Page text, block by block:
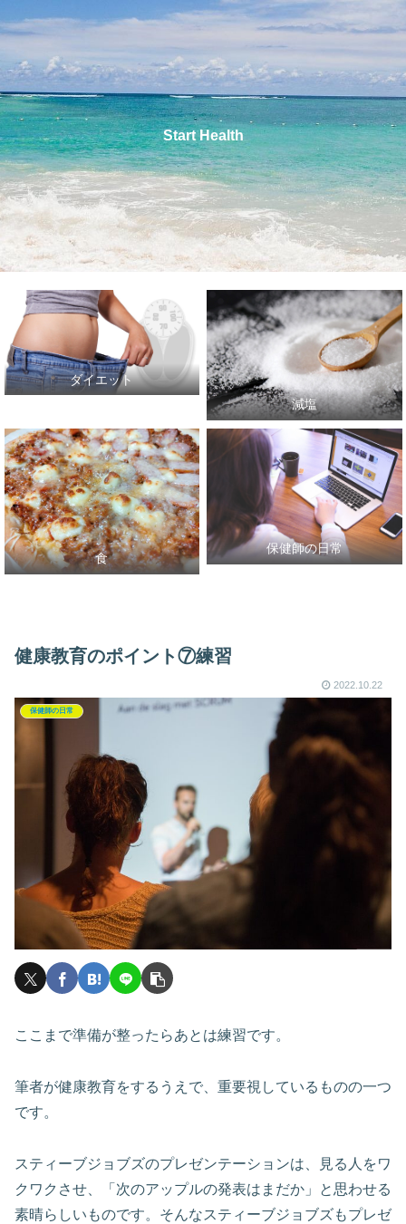
Start Health
ダイエット
減塩
食
保健師の日常
健康教育のポイント⑦練習
2022.10.22
保健師の日常
ここまで準備が整ったらあとは練習です。
筆者が健康教育をするうえで、重要視しているものの一つ
です。
スティーブジョブズのプレゼンテーションは、見る人をワ
クワクさせ、「次のアップルの発表はまだか」と思わせる
素晴らしいものです。そんなスティーブジョブズもプレゼ